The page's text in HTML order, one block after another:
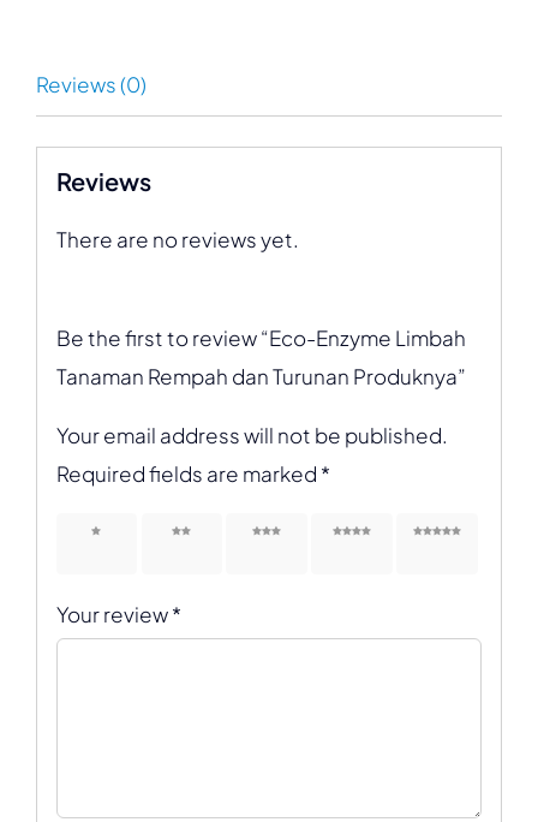
Reviews (0)
Reviews
There are no reviews yet.
Be the first to review “Eco-Enzyme Limbah
Tanaman Rempah dan Turunan Produknya”
Your email address will not be published.
Required fields are marked *
1 of 5 2 of 5 3 of 5 4 of 5 5 of 5
Your review*